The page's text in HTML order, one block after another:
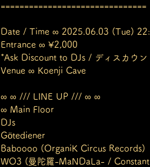
===============================
Date / Time ∞ 2025.06.03 (Tue)
Entrance ∞ ¥2,000
*Ask Discount to DJs / ディスカウン
Venue ∞ Koenji Cave
∞ ∞ /// LINE UP /// ∞ ∞
∞ Main Floor
DJs
Götediener
Baboooo (OrganiK Circus Records)
WO3 (曼陀羅-MaNDaLa- /